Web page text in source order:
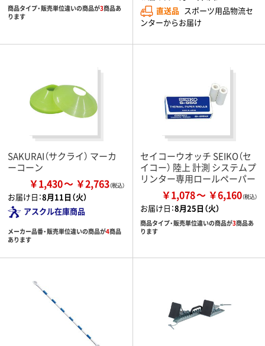
商品タイプ・販売単位違いの商品が3商品あ
ります
直送品 スポーツ用品物流セ
ンターからお届け
SAKURAI（サクライ） マーカ
ーコーン
￥1,430 ￥2,763
お届け日：8月11日（火）
アスクル在庫商品
メーカー品番・販売単位違いの商品が4商品
あります
セイコーウオッチ SEIKO（セ
イコー） 陸上 計測 システムプ
リンター専用ロールペーパー
￥1,078 ￥6,160
お届け日：8月25日（火）
商品タイプ・販売単位違いの商品が3商品あ
ります